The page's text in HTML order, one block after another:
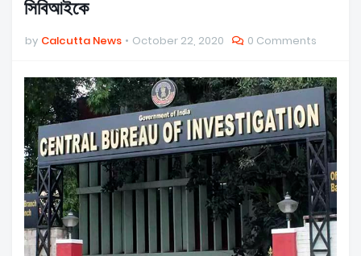
সিবিআইকে
by Calcutta News October 22, 2020 0 Comments